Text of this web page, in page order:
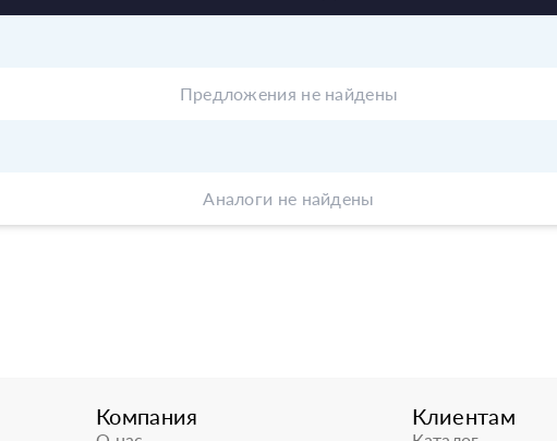
Предложения не найдены
Аналоги не найдены
Компания Клиентам